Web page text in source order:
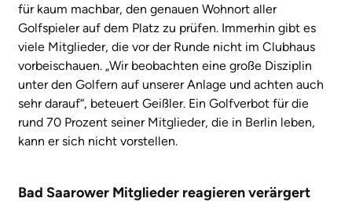
für kaum machbar, den genauen Wohnort aller
Golfspieler auf dem Platz zu prüfen. Immerhin gibt es
viele Mitglieder, die vor der Runde nicht im Clubhaus
vorbeischauen. „Wir beobachten eine große Disziplin
unter den Golfern auf unserer Anlage und achten auch
sehr darauf“, beteuert Geißler. Ein Golfverbot für die
rund 70 Prozent seiner Mitglieder, die in Berlin leben,
kann er sich nicht vorstellen.
Bad Saarower Mitglieder reagieren verärgert